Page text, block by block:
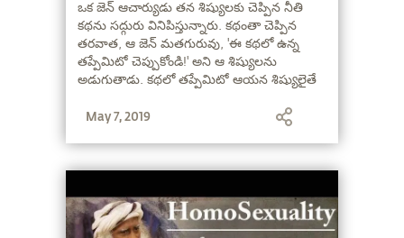
ఒక జెన్ ఆచార్యుడు తన శిష్యులకు చెప్పిన నీతి
కథను సద్గురు వినిపిస్తున్నారు. కథంతా చెప్పిన
తరవాత, ఆ జెన్ మతగురువు, 'ఈ కథలో ఉన్న
తప్పేమిటో చెప్పుకోండి!' అని ఆ శిష్యులను
అడుగుతాడు. కథలో తప్పేమిటో ఆయన శిష్యులైతే
May 7, 2019